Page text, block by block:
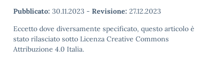
Pubblicato: 30.11.2023 - Revisione: 27.12.2023
Eccetto dove diversamente specificato, questo articolo è
stato rilasciato sotto Licenza Creative Commons
Attribuzione 4.0 Italia.